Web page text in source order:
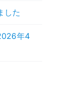
した
年4